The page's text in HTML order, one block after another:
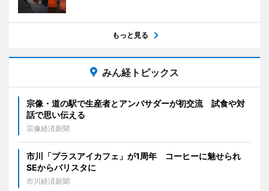
もっと見る
みん経トピックス
宗像・道の駅で生産者とアンバサダーが初交流 試食や対
話で思い伝える
宗像経済新聞
市川「プラスアイカフェ」が1周年 コーヒーに魅せられ
SEからバリスタに
市川経済新聞